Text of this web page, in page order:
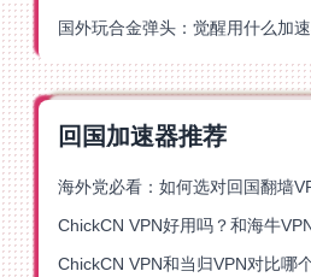
回国加速器推荐